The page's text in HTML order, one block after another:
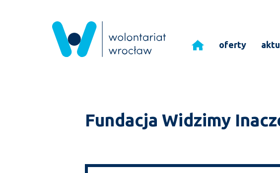
oferty
Fundacja Widzimy